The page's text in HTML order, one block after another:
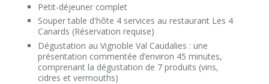
Petit-déjeuner complet
Souper table d'hôte 4 services au restaurant Les 4
Canards (Réservation requise)
Dégustation au Vignoble Val Caudalies : une
présentation commentée d’environ 45 minutes,
comprenant la dégustation de 7 produits (vins,
cidres et vermouths)